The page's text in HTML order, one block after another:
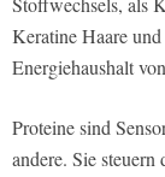
Keratine Haare
Energiehaushalt
Proteine sind
andere. Sie